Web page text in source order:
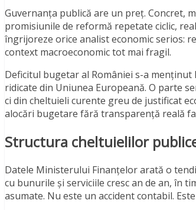
Guvernanța publică are un preț. Concret,
promisiunile de reformă repetate ciclic,
îngrijoreze orice analist economic serios:
context macroeconomic tot mai fragil.
Deficitul bugetar al României s-a
ridicate din Uniunea Europeană. O parte
ci din cheltuieli curente greu de justificat
alocări bugetare fără transparență reală
Structura cheltuielilor
Datele Ministerului Finanțelor arată o
cu bunurile și serviciile cresc an de an, în
asumate. Nu este un accident contabil.